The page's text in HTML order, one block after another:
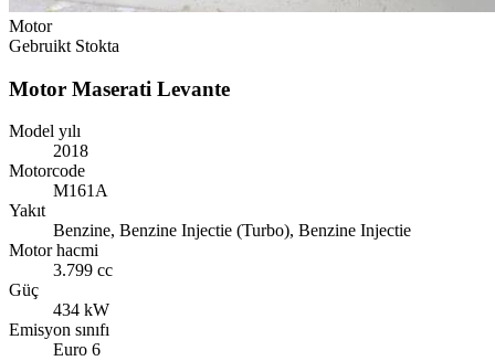
Motor
Gebruikt Stokta
Motor Maserati Levante
Model yılı
2018
Motorcode
M161A
Yakıt
Benzine, Benzine Injectie (Turbo), Benzine Injectie
Motor hacmi
3.799 cc
Güç
434 kW
Emisyon sınıfı
Euro 6